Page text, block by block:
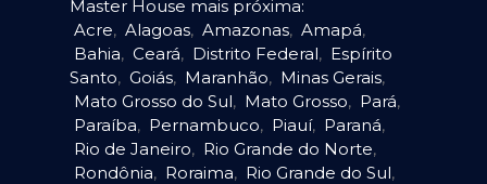
Master House mais próxima:
Acre, Alagoas, Amazonas, Amapá,
Bahia, Ceará, Distrito Federal, Espírito
Santo, Goiás, Maranhão, Minas Gerais,
Mato Grosso do Sul, Mato Grosso, Pará,
Paraíba, Pernambuco, Piauí, Paraná,
Rio de Janeiro, Rio Grande do Norte,
Rondônia, Roraima, Rio Grande do Sul,